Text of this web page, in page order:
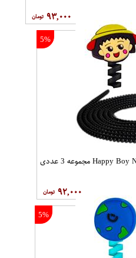
۹۳,۰۰۰
5%
۹۲,۰۰۰
5%